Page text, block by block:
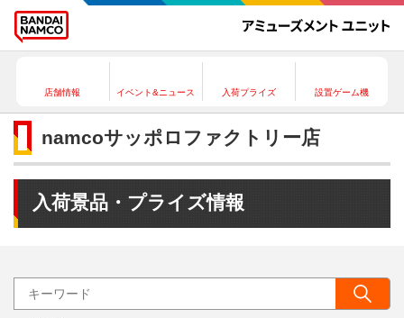
店舗情報 イベント&ニュース 入荷プライズ 設置ゲーム機
namcoサッポロファクトリー店
入荷景品・プライズ情報